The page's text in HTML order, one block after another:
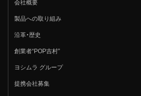
会社概要
製品への取り組み
沿革・歴史
創業者“POP吉村”
ヨシムラ グループ
提携会社募集